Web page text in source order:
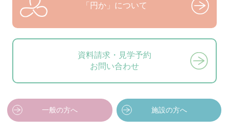
「円か」について
資料請求・見学予約
お問い合わせ
一般の方へ 施設の方へ